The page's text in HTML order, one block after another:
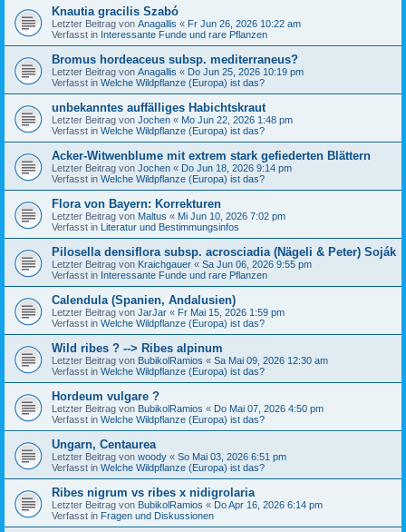
Knautia gracilis Szabó
Letzter Beitrag von Anagallis « Fr Jun 26, 2026 10:22 am
Verfasst in Interessante Funde und rare Pflanzen
Bromus hordeaceus subsp. mediterraneus?
Letzter Beitrag von Anagallis « Do Jun 25, 2026 10:19 pm
Verfasst in Welche Wildpflanze (Europa) ist das?
unbekanntes auffälliges Habichtskraut
Letzter Beitrag von Jochen « Mo Jun 22, 2026 1:48 pm
Verfasst in Welche Wildpflanze (Europa) ist das?
Acker-Witwenblume mit extrem stark gefiederten Blättern
Letzter Beitrag von Jochen « Do Jun 18, 2026 9:14 pm
Verfasst in Welche Wildpflanze (Europa) ist das?
Flora von Bayern: Korrekturen
Letzter Beitrag von Maltus « Mi Jun 10, 2026 7:02 pm
Verfasst in Literatur und Bestimmungsinfos
Pilosella densiflora subsp. acrosciadia (Nägeli & Peter) Soják
Letzter Beitrag von Kraichgauer « Sa Jun 06, 2026 9:55 pm
Verfasst in Interessante Funde und rare Pflanzen
Calendula (Spanien, Andalusien)
Letzter Beitrag von JarJar « Fr Mai 15, 2026 1:59 pm
Verfasst in Welche Wildpflanze (Europa) ist das?
Wild ribes ? --> Ribes alpinum
Letzter Beitrag von BubikolRamios « Sa Mai 09, 2026 12:30 am
Verfasst in Welche Wildpflanze (Europa) ist das?
Hordeum vulgare ?
Letzter Beitrag von BubikolRamios « Do Mai 07, 2026 4:50 pm
Verfasst in Welche Wildpflanze (Europa) ist das?
Ungarn, Centaurea
Letzter Beitrag von woody « So Mai 03, 2026 6:51 pm
Verfasst in Welche Wildpflanze (Europa) ist das?
Ribes nigrum vs ribes x nidigrolaria
Letzter Beitrag von BubikolRamios « Do Apr 16, 2026 6:14 pm
Verfasst in Fragen und Diskussionen